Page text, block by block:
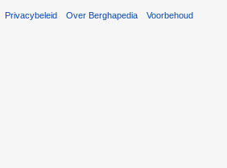
Privacybeleid Over Berghapedia Voorbehoud